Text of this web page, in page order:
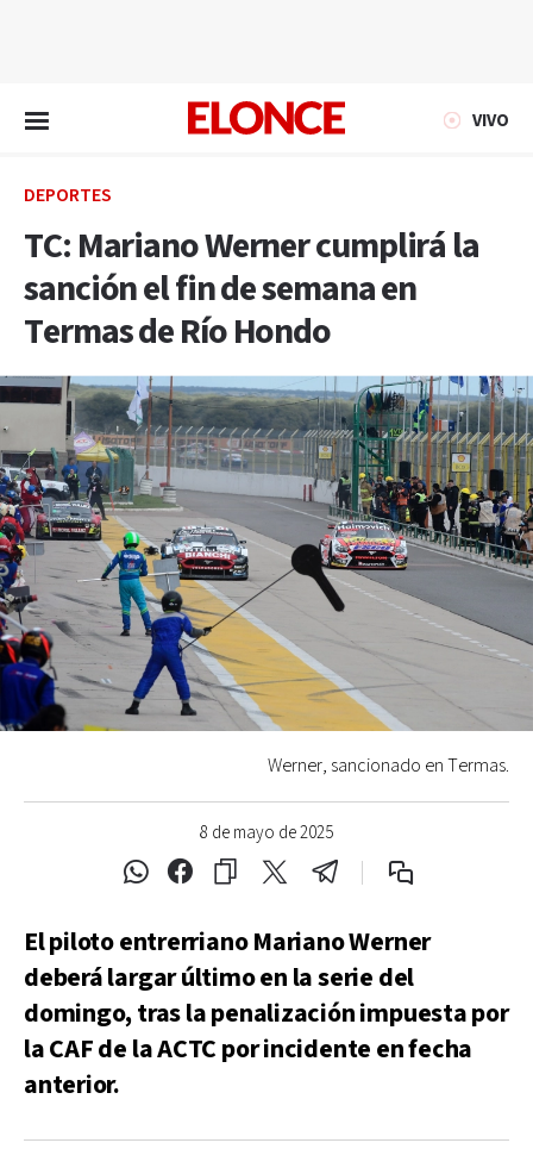
VIVO
DEPORTES
TC: Mariano Werner cumplirá la
sanción el fin de semana en
Termas de Río Hondo
8 de mayo de 2025
Werner, sancionado en Termas.
El piloto entrerriano Mariano Werner
deberá largar último en la serie del
domingo, tras la penalización impuesta por
la CAF de la ACTC por incidente en fecha
anterior.